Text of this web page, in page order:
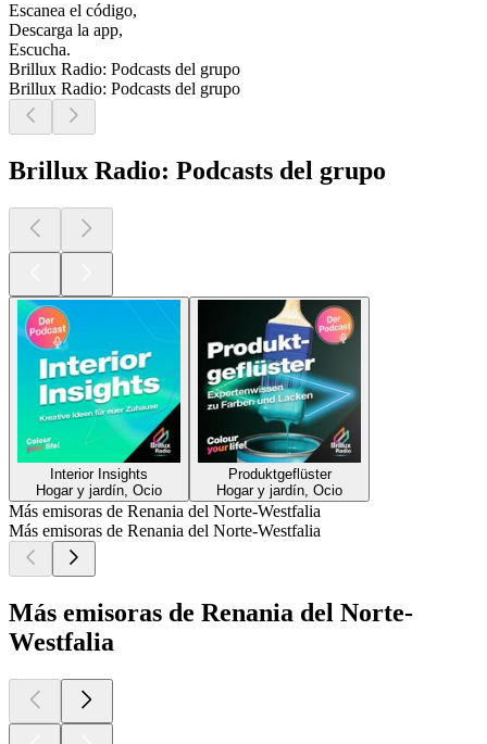
Escanea el código,
Descarga la app,
Escucha.
Brillux Radio: Podcasts del grupo
Brillux Radio: Podcasts del grupo
Brillux Radio: Podcasts del grupo
Interior Insights
Hogar y jardín, Ocio
Produktgeflüster
Hogar y jardín, Ocio
Más emisoras de Renania del Norte-Westfalia
Más emisoras de Renania del Norte-Westfalia
Más emisoras de Renania del Norte-
Westfalia